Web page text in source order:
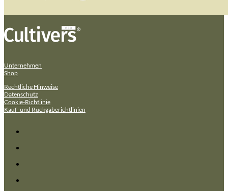
Unternehmen
Shop
Rechtliche Hinweise
Datenschutz
Cookie-Richtlinie
Kauf- und Rückgaberichtlinien